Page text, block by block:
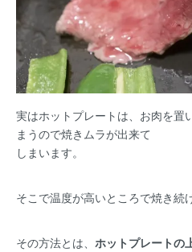
実はホットプレートは、お肉を置
まうので焼きムラが出来て
しまいます。
そこで温度が高いところで焼き続
その方法とは、 ホットプレートの